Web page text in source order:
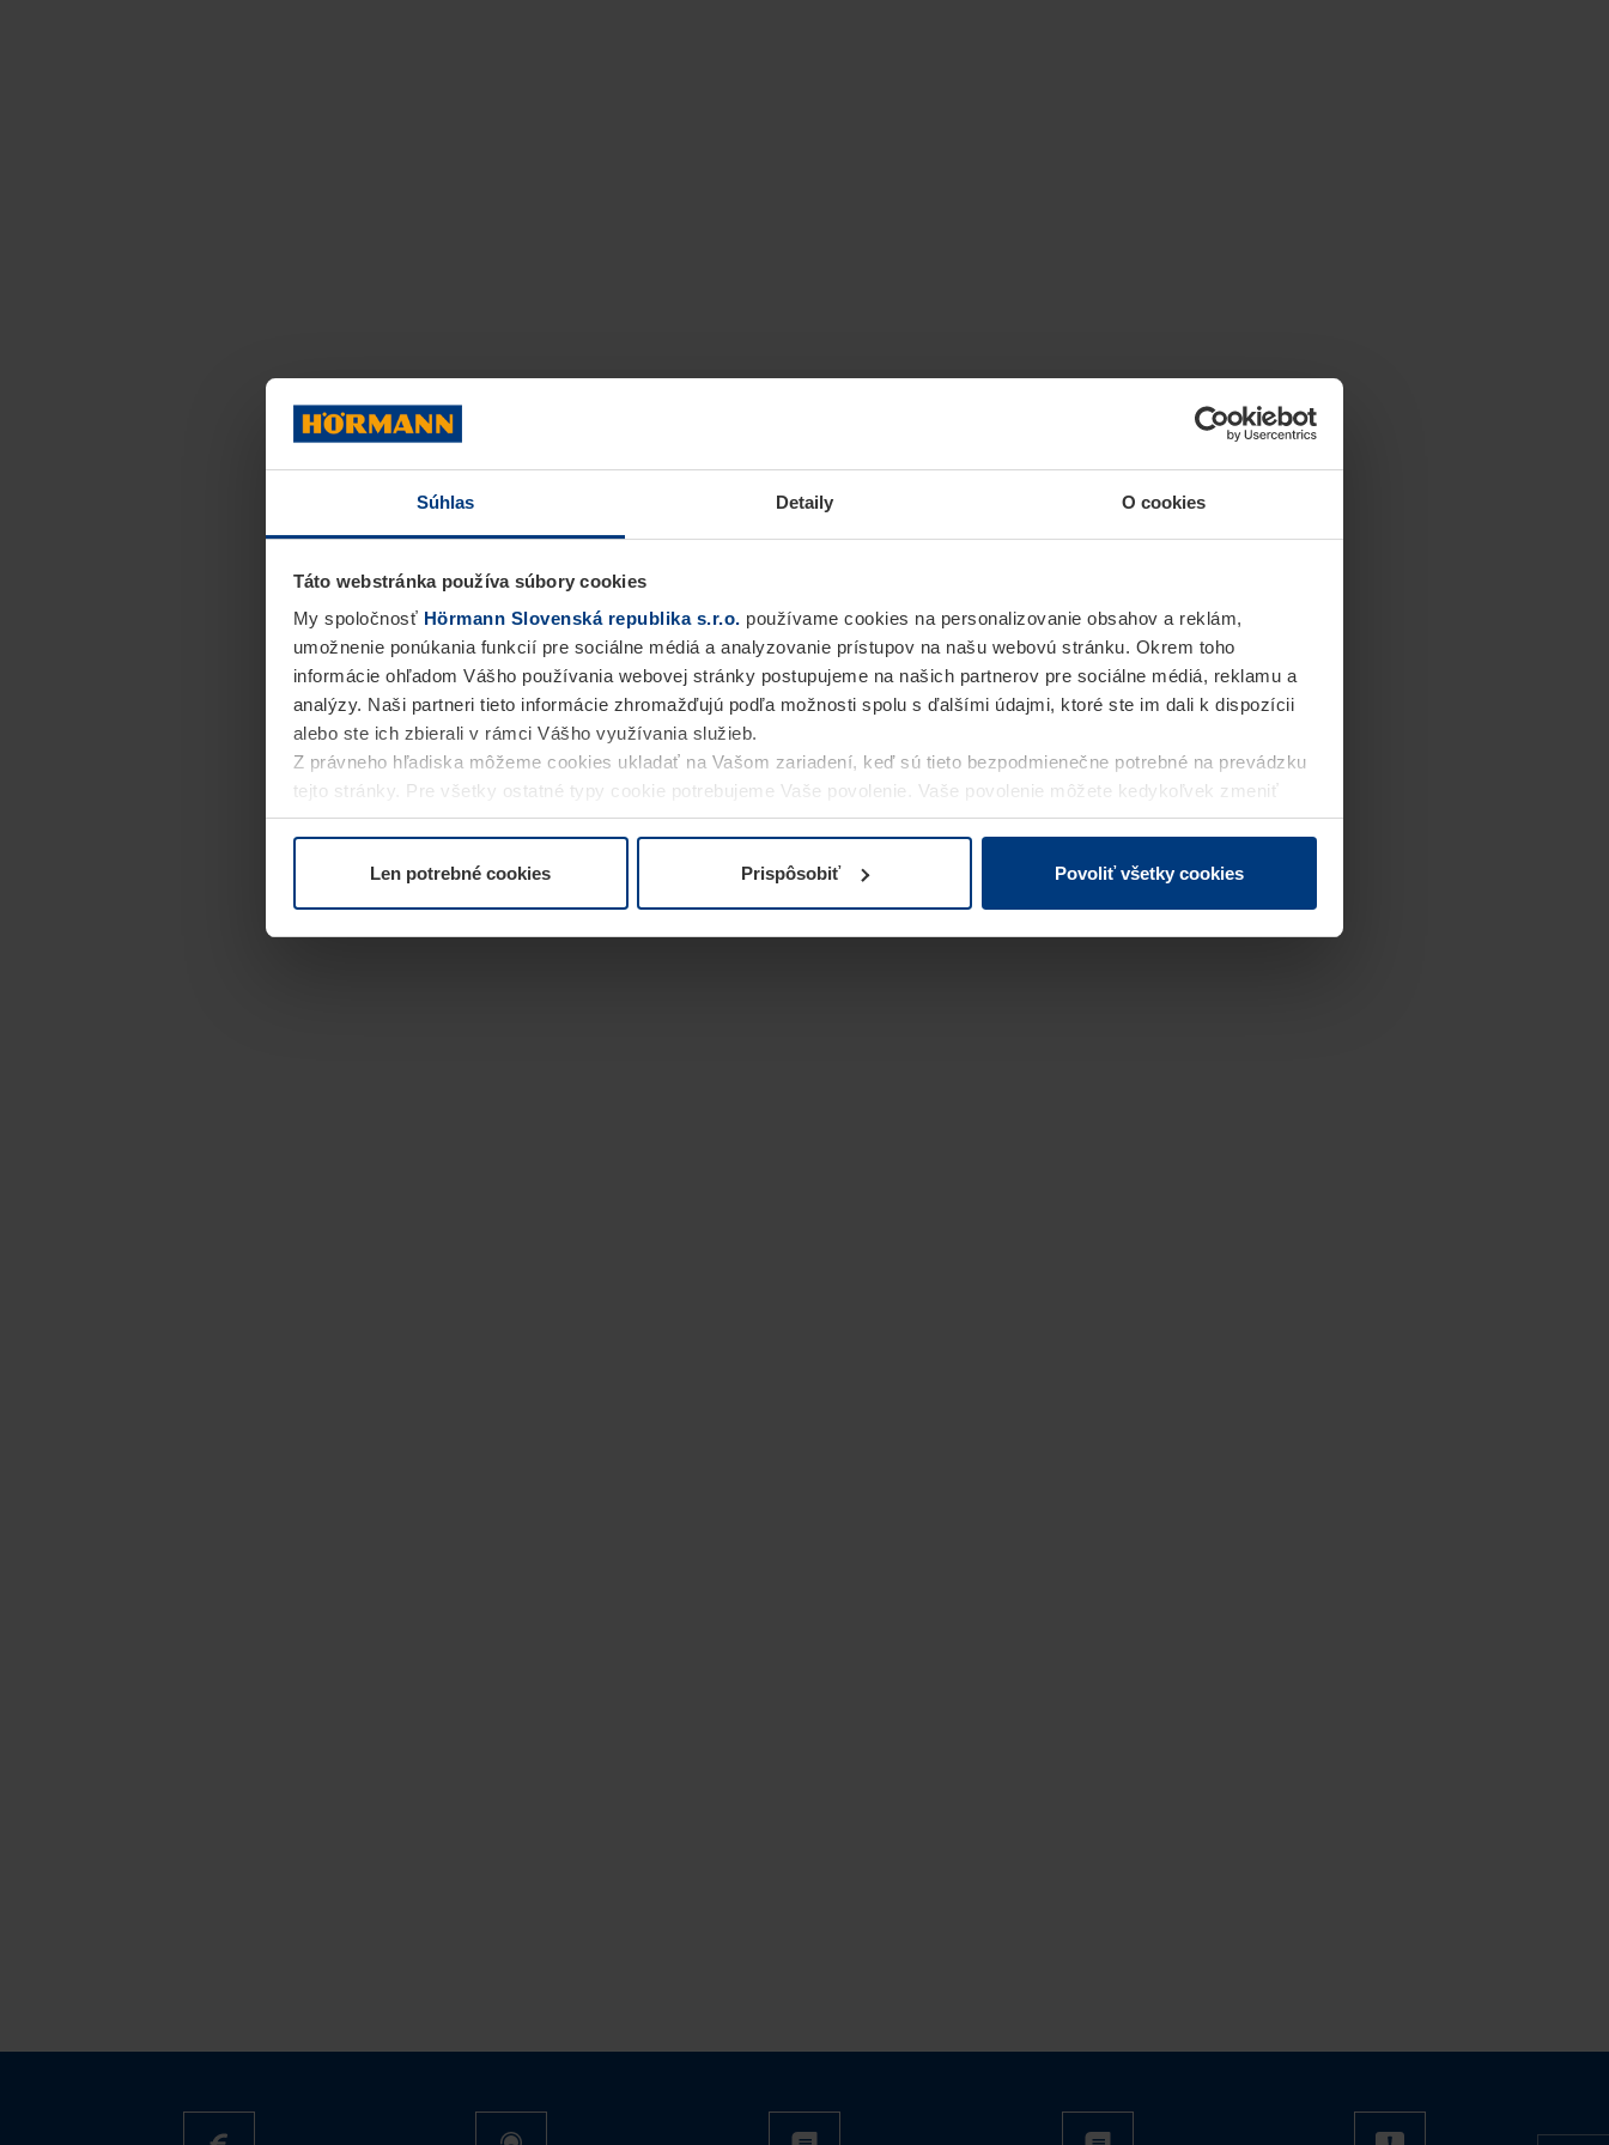
Súhlas Detaily O cookies
Táto webstránka používa súbory cookies
My spoločnosť Hörmann Slovenská republika s.r.o. používame cookies na personalizovanie obsahov a reklám,
umožnenie ponúkania funkcií pre sociálne médiá a analyzovanie prístupov na našu webovú stránku. Okrem toho
informácie ohľadom Vášho používania webovej stránky postupujeme na našich partnerov pre sociálne médiá, reklamu a
analýzy. Naši partneri tieto informácie zhromažďujú podľa možnosti spolu s ďalšími údajmi, ktoré ste im dali k dispozícii
alebo ste ich zbierali v rámci Vášho využívania služieb.
Z právneho hľadiska môžeme cookies ukladať na Vašom zariadení, keď sú tieto bezpodmienečne potrebné na prevádzku
tejto stránky. Pre všetky ostatné typy cookie potrebujeme Vaše povolenie. Vaše povolenie môžete kedykoľvek zmeniť
alebo odvolať vo vysvetlení cookie na stránkeVyhlásenie o ochrane osobných údajovnašej webovej stránky.
Len potrebné cookies Prispôsobiť Povoliť všetky cookies